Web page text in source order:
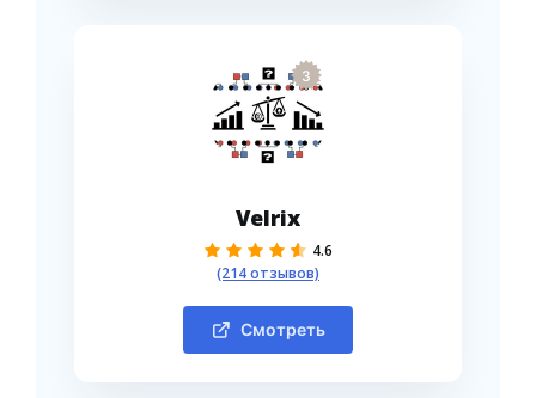
3
Velrix
4.6
(214 отзывов)
Смотреть